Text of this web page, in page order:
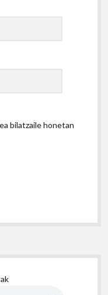
bilatzaile honetan